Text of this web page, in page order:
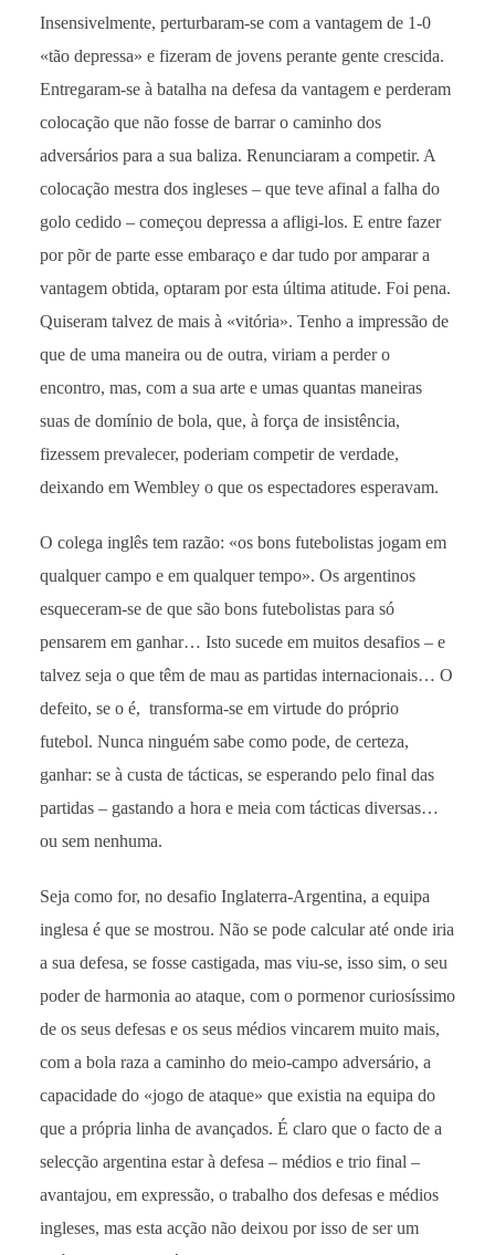
Insensivelmente, perturbaram-se com a vantagem de 1-0
«tão depressa» e fizeram de jovens perante gente crescida.
Entregaram-se à batalha na defesa da vantagem e perderam
colocação que não fosse de barrar o caminho dos
adversários para a sua baliza. Renunciaram a competir. A
colocação mestra dos ingleses – que teve afinal a falha do
golo cedido – começou depressa a afligi-los. E entre fazer
por põr de parte esse embaraço e dar tudo por amparar a
vantagem obtida, optaram por esta última atitude. Foi pena.
Quiseram talvez de mais à «vitória». Tenho a impressão de
que de uma maneira ou de outra, viriam a perder o
encontro, mas, com a sua arte e umas quantas maneiras
suas de domínio de bola, que, à força de insistência,
fizessem prevalecer, poderiam competir de verdade,
deixando em Wembley o que os espectadores esperavam.
O colega inglês tem razão: «os bons futebolistas jogam em
qualquer campo e em qualquer tempo». Os argentinos
esqueceram-se de que são bons futebolistas para só
pensarem em ganhar… Isto sucede em muitos desafios – e
talvez seja o que têm de mau as partidas internacionais… O
defeito, se o é, transforma-se em virtude do próprio
futebol. Nunca ninguém sabe como pode, de certeza,
ganhar: se à custa de tácticas, se esperando pelo final das
partidas – gastando a hora e meia com tácticas diversas…
ou sem nenhuma.
Seja como for, no desafio Inglaterra-Argentina, a equipa
inglesa é que se mostrou. Não se pode calcular até onde iria
a sua defesa, se fosse castigada, mas viu-se, isso sim, o seu
poder de harmonia ao ataque, com o pormenor curiosíssimo
de os seus defesas e os seus médios vincarem muito mais,
com a bola raza a caminho do meio-campo adversário, a
capacidade do «jogo de ataque» que existia na equipa do
que a própria linha de avançados. É claro que o facto de a
selecção argentina estar à defesa – médios e trio final –
avantajou, em expressão, o trabalho dos defesas e médios
ingleses, mas esta acção não deixou por isso de ser um